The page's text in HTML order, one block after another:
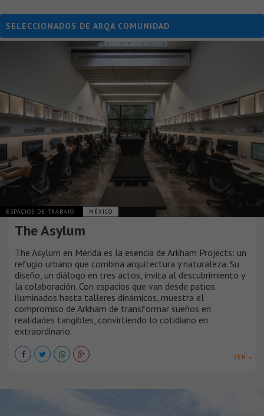
SELECCIONADOS DE ARQA COMUNIDAD
ESPACIOS DE TRABAJO MÉXICO
The Asylum
The Asylum en Mérida es la esencia de Arkham Projects: un
refugio urbano que combina arquitectura y naturaleza. Su
diseño, un diálogo en tres actos, invita al descubrimiento y
la colaboración. Con espacios que van desde patios
iluminados hasta talleres dinámicos, muestra el
compromiso de Arkham de transformar sueños en
realidades tangibles, convirtiendo lo cotidiano en
extraordinario.
VER +